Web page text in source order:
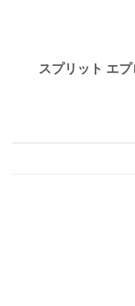
スプリット エプ